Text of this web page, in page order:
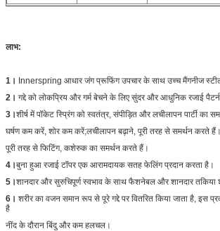
लाभ:
1। Innerspring आधार जंग प्रूफिंग उपचार के साथ उच्च मैंगनीज
2। गद्दे को लोकप्रिय और गर्म बेचने के लिए सुंदर और आधुनिक रजाई
3।शीर्ष में पॉकेट स्प्रिंग को स्वतंत्र, संपीड़ित और लचीलापन पार्टी का
घर्षण कम करें, शोर कम करें;लचीलापन बढ़ाने, पूरी तरह से समर्थन करते
पूरी तरह से फिटिंग, कशेरुक का समर्थन करते हैं।
4।बुना हुआ रजाई टॉपर एक आरामदायक सतह फेलिंग प्रदान करता है।
5।शानदार और सुरुचिपूर्ण स्वभाव के साथ फैशनेबल और शानदार तकिया
6। शरीर का वजन समान रूप से पूरे गद्दे पर वितरित किया जाता है, इस
है
नींद के दौरान बिंदु और कम हलचल।